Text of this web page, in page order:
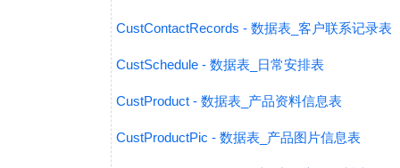
CustContactRecords - 数据表_客户联系记录表
CustSchedule - 数据表_日常安排表
CustProduct - 数据表_产品资料信息表
CustProductPic - 数据表_产品图片信息表